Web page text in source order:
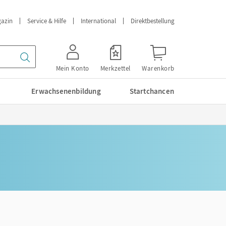
Service & Hilfe International Direktbestellung
Mein Konto Merkzettel Warenkorb
Erwachsenenbildung Startchancen